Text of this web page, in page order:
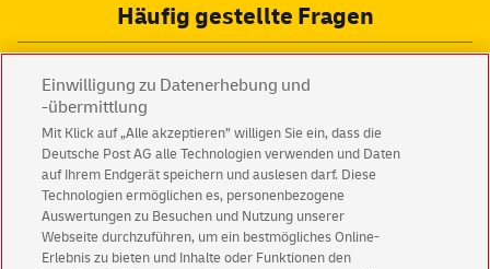
Häufig gestellte Fragen
oder verspätet ist?
Meine Briefsendung ist beschädigt. Was kann ich
machen?
Ich befürchte, mein Brief ist verloren gegangen -
wann soll ich eine Nachforschung starten?
Einwilligung zu Datenerhebung und
-übermittlung
Mit Klick auf „Alle akzeptieren” willigen Sie ein, dass die
Deutsche Post AG alle Technologien verwenden und Daten
auf Ihrem Endgerät speichern und auslesen darf. Diese
Technologien ermöglichen es, personenbezogene
Auswertungen zu Besuchen und Nutzung unserer
Webseite durchzuführen, um ein bestmögliches Online-
Erlebnis zu bieten und Inhalte oder Funktionen den